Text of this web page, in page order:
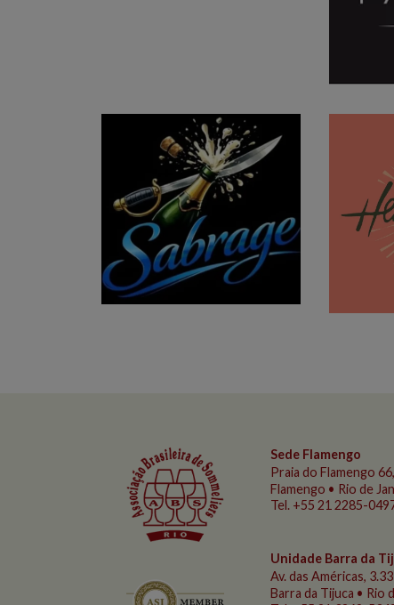
Sede Flamengo
Praia do Flamengo
Flamengo • Rio de
Tel. +55 21 2285-
Unidade Barra da
Av. das Américas,
Barra da Tijuca • Rio